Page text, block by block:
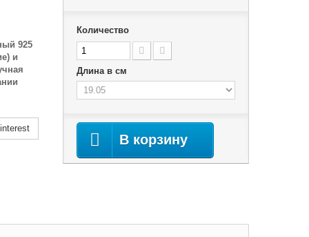
925
и
Количество
Длина в см
В корзину